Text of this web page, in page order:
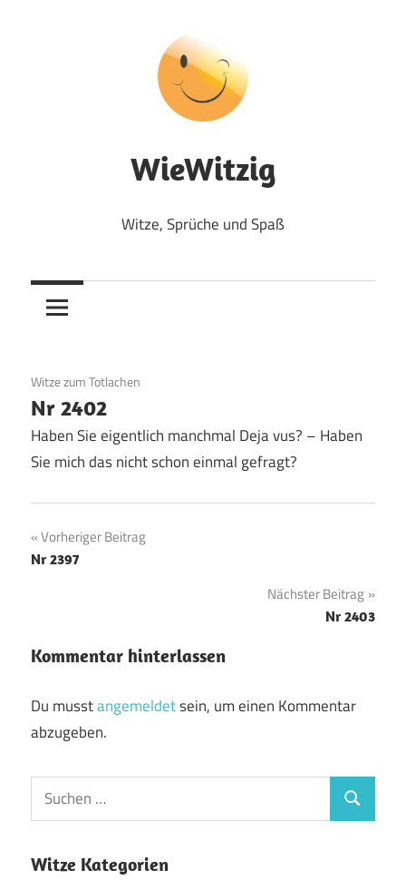
WieWitzig
Witze, Sprüche und Spaß
19. Juni 2020
Witze zum Totlachen
Nr 2402
Haben Sie eigentlich manchmal Deja vus? – Haben
Sie mich das nicht schon einmal gefragt?
Beitragsnavigation
Vorheriger Beitrag
Nr 2397
Nächster Beitrag
Nr 2403
Kommentar hinterlassen
Du musstangemeldetsein, um einen Kommentar
abzugeben.
Witze Kategorien